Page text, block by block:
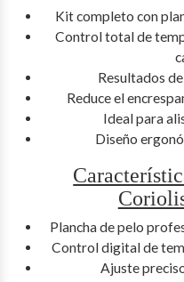
Kit completo con
Control total de
Resultados
Reduce el
Ideal para
Diseño
Plancha de pelo
Control digital de
Ajuste